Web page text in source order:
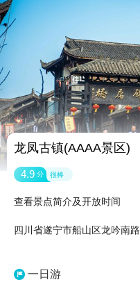
龙凤古镇(AAAA景区)
4.9 分 很棒
查看景点简介及开放时间
四川省遂宁市船山区龙吟南路
一日游
